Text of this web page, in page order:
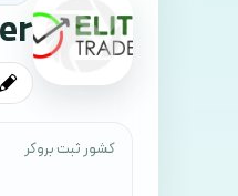
کشور ثبت بروکر